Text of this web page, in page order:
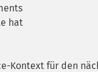
hat
Kontext für den